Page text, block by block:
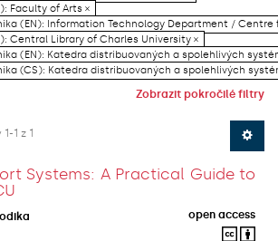
Faculty of Arts ×
(EN): Information Technology Department / Centre
Central Library of Charles University ×
(EN): Katedra distribuovaných a spolehlivých
(CS): Katedra distribuovaných a spolehlivých
Zobrazit pokročilé filtry
1 z 1
Systems: A Practical Guide to
open access